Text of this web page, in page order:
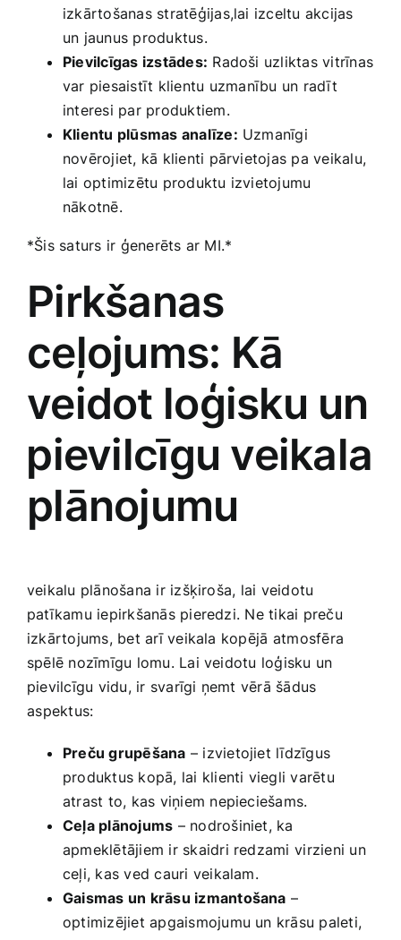
izkārtošanas stratēģijas,lai izceltu ​akcijas
un jaunus produktus.
Pievilcīgas izstādes: Radoši uzliktas vitrīnas
var piesaistīt klientu ⁢uzmanību un radīt
interesi par produktiem.
Klientu plūsmas analīze: Uzmanīgi
novērojiet, kā klienti pārvietojas pa veikalu,
lai ​optimizētu produktu izvietojumu
nākotnē.
*Šis saturs ir ģenerēts ar MI.*
Pirkšanas
ceļojums: Kā
veidot loģisku un
⁤pievilcīgu veikala
plānojumu
veikalu plānošana ir izšķiroša, lai veidotu​
patīkamu iepirkšanās pieredzi. Ne tikai preču
izkārtojums, bet arī veikala kopējā ⁤atmosfēra
‍spēlē nozīmīgu lomu. Lai veidotu loģisku un
pievilcīgu vidu, ir‌ svarīgi ņemt vērā šādus
⁣aspektus:
Preču grupēšana – izvietojiet līdzīgus
produktus kopā,​ lai klienti viegli varētu⁣
atrast to, kas viņiem ‍nepieciešams.
Ceļa plānojums – nodrošiniet, ka
apmeklētājiem ir skaidri redzami⁢ virzieni un
ceļi, kas ved cauri veikalam.
Gaismas un krāsu izmantošana –
optimizējiet apgaismojumu un ‌krāsu paleti,